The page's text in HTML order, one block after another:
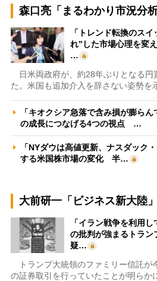
森口亮「まるわかり市況分析
「トレンド転換のス
れ”した市場心理を変
…
日米両政府が、約28年ぶりとなる円
た。米国も追加介入を辞さない姿勢を
「キオクシア急落で含み損が膨ら
の成長につなげる4つの視点 …
「NYダウは高値更新、ナスダック
する米国株市場の変化 半…
大前研一「ビジネス新大陸
「イラン戦争を利用
の批判が強まるトラン
疑…
トランプ大統領のファミリー信託が
の証券取引を行っていたことが明らか